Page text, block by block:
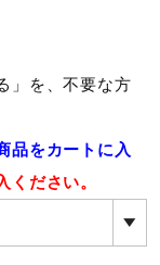
」を、不要な方
品をカートに入
ください。